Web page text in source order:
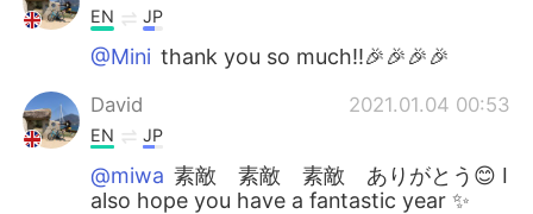
EN JP
@Mini thank you so much!!🎉🎉🎉🎉
David 2021.01.04 00:53
EN JP
@miwa 素敵 素敵 素敵 ありがとう😊 I
also hope you have a fantastic year ✨